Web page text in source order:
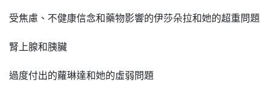
受焦慮、不健康信念和藥物影響的伊莎朵拉和她的超重問題
腎上腺和胰臟
過度付出的蘿琳達和她的虛弱問題